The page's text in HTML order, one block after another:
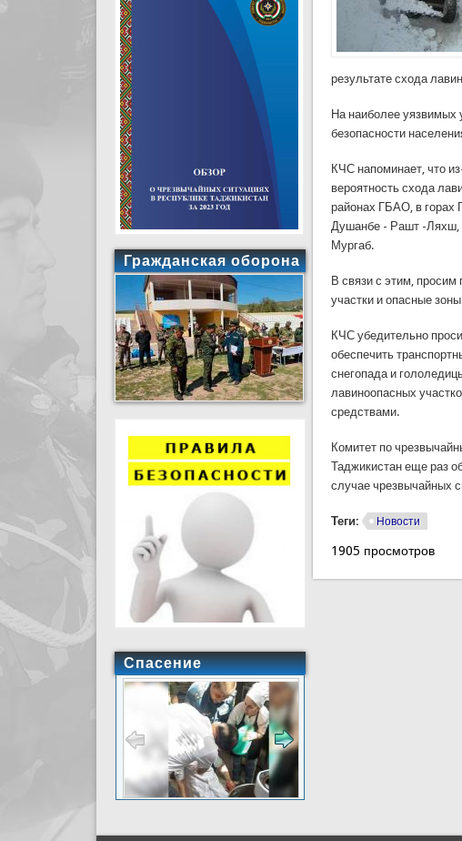
результате схода
На наиболее уязвимых
безопасности
КЧС напоминает, что
вероятность схода
районах ГБАО, в горах
Душанбе - Рашт -Ляхш,
Мургаб.
В связи с этим,
участки и опасные
КЧС убедительно
обеспечить
снегопада и
лавиноопасных
средствами.
Комитет по
Таджикистан еще раз
случае чрезвычайных
Теги: Новости
1905 просмотров
Гражданская оборона
Спасение